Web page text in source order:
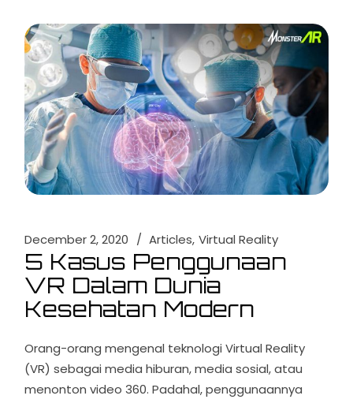
December 2, 2020 Articles Virtual Reality
5 Kasus Penggunaan
VR Dalam Dunia
Kesehatan Modern
Orang-orang mengenal teknologi Virtual Reality
(VR) sebagai media hiburan, media sosial, atau
menonton video 360. Padahal, penggunaannya